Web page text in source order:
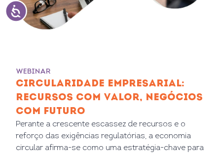
WEBINAR
CIRCULARIDADE EMPRESARIAL:
RECURSOS COM VALOR, NEGÓCIOS
COM FUTURO
Perante a crescente escassez de recursos e o
reforço das exigências regulatórias, a economia
circular afirma-se como uma estratégia-chave para